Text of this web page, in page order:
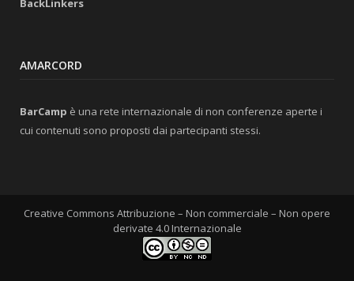
AMARCORD
BarCamp è una rete internazionale di non conferenze aperte i
cui contenuti sono proposti dai partecipanti stessi.
Creative Commons Attribuzione – Non commerciale – Non opere
derivate 4.0 Internazionale